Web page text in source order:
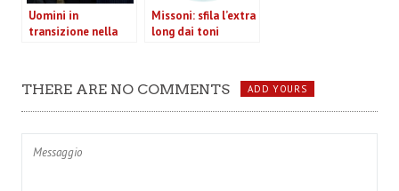
Uomini in
transizione nella
Zegna (VIDEO)
Missoni: sfila l’extra
long dai toni
THERE ARE NO COMMENTS ADD YOURS